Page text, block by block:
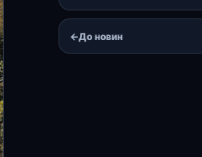
←До новин